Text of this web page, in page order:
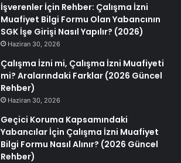
İşverenler İçin Rehber: Çalışma İzni
Muafiyet Bilgi Formu Olan Yabancının
SGK İşe Girişi Nasıl Yapılır? (2026)
Haziran 30, 2026
Çalışma İzni mi, Çalışma İzni Muafiyeti
mi? Aralarındaki Farklar (2026 Güncel
Rehber)
Haziran 30, 2026
Geçici Koruma Kapsamındaki
Yabancılar İçin Çalışma İzni Muafiyet
Bilgi Formu Nasıl Alınır? (2026 Güncel
Rehber)